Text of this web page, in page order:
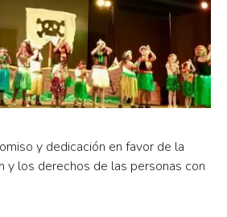
y dedicación en favor de la
y los derechos de las personas con